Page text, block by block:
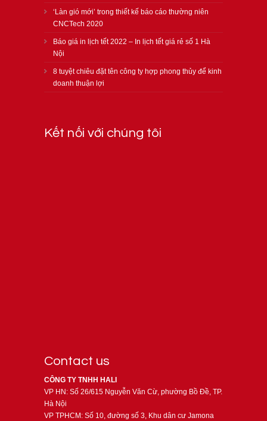
‘Làn gió mới’ trong thiết kế báo cáo thường niên
CNCTech 2020
Báo giá in lịch tết 2022 – In lịch tết giá rẻ số 1 Hà
Nội
8 tuyệt chiêu đặt tên công ty hợp phong thủy để kinh
doanh thuận lợi
Kết nối với chúng tôi
Contact us
CÔNG TY TNHH HALI
VP HN: Số 26/615 Nguyễn Văn Cừ, phường Bồ Đề, TP.
Hà Nội
VP TPHCM: Số 10, đường số 3, Khu dân cư Jamona